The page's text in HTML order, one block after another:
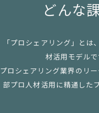
どんな
「プロシェアリング」と
材活用モデル
プロシェアリング業界のリ
部プロ人材活用に精通した